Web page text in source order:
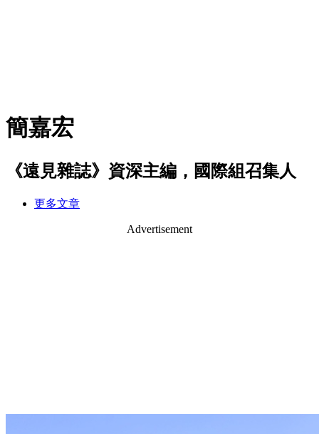
簡嘉宏
《遠見雜誌》資深主編，國際組召集人
更多文章
Advertisement